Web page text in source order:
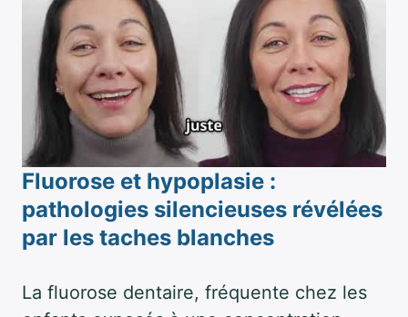
Fluorose et hypoplasie :
pathologies silencieuses révélées
par les taches blanches
La fluorose dentaire, fréquente chez les